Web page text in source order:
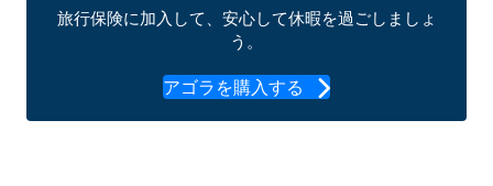
旅行保険に加入して、安心して休暇を過ごしましょ
う。
アゴラを購入する